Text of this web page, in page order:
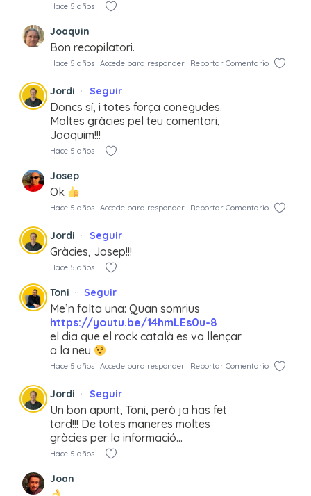
Hace 5 años
Joaquin
Bon recopilatori.
Hace 5 años Accede para responder Reportar Comentario
Jordi Seguir
Doncs sí, i totes força conegudes.
Moltes gràcies pel teu comentari,
Joaquim!!!
Hace 5 años
Josep
Ok
Hace 5 años Accede para responder Reportar Comentario
Jordi Seguir
Gràcies, Josep!!!
Hace 5 años
Toni Seguir
Me’n falta una: Quan somrius
https://youtu.be/14hmLEs0u-8
el dia que el rock català es va llençar
a la neu
Hace 5 años Accede para responder Reportar Comentario
Jordi Seguir
Un bon apunt, Toni, però ja has fet
tard!!! De totes maneres moltes
gràcies per la informació…
Hace 5 años
Joan